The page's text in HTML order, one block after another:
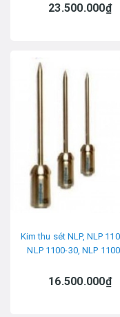
23.500.000₫
Kim thu sét NLP, NLP
NLP 1100-30, NLP
16.500.000₫